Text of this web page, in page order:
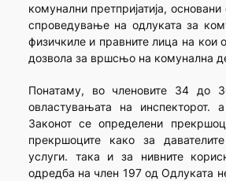
комунални претпријатија,
спроведување на одлуката за
физичкиле и правните лица на кои
дозвола за вршсњо на комунална
Понатаму, во членовите 34 до
овластувањата на
Законот се определени
прекршоците како за
услуги. така и за нивните
одредба на член 197 од Одлуката